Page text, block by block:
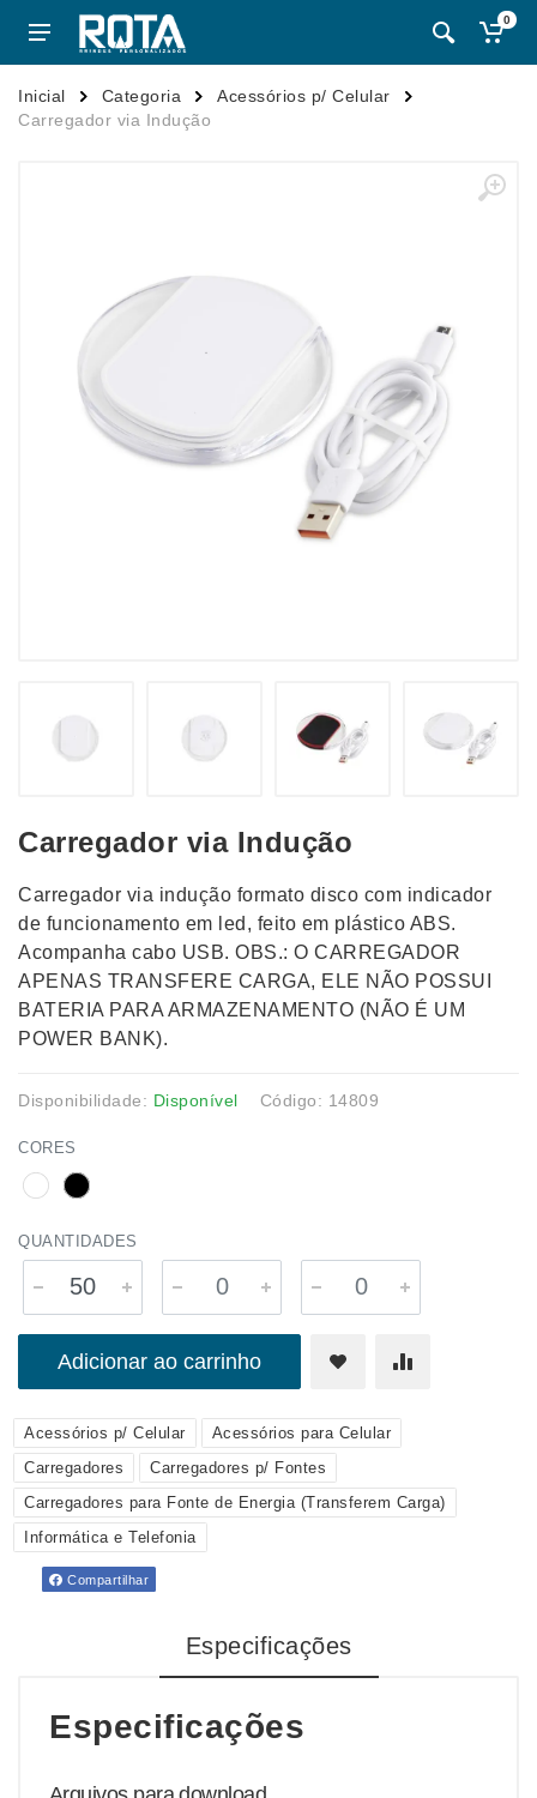
0
Inicial Categoria
Acessórios p/ Celular
Carregador via Indução
Carregador via Indução
Carregador via indução formato disco com indicador
de funcionamento em led, feito em plástico ABS.
Acompanha cabo USB. OBS.: O CARREGADOR
APENAS TRANSFERE CARGA, ELE NÃO POSSUI
BATERIA PARA ARMAZENAMENTO (NÃO É UM
POWER BANK).
Disponibilidade: Disponível Código: 14809
CORES
QUANTIDADES
Adicionar ao carrinho
Acessórios p/ Celular
Acessórios para Celular
Carregadores
Carregadores p/ Fontes
Carregadores para Fonte de Energia (Transferem Carga)
Informática e Telefonia
Compartilhar
Especificações
Especificações